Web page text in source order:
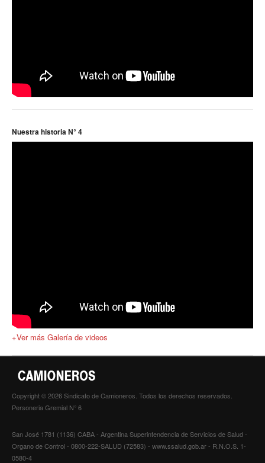
Nuestra historia N° 4
+Ver más Galería de videos
Copyright © 2026 Sindicato de Camioneros. Todos los derechos reservados.
Personeria Gremial N° 6
San José 1781 (1136) CABA - Argentina Superintendencia de Servicios de Salud -
Organo de Control - 0800-222-SALUD (72583) - www.ssalud.gob.ar - R.N.O.S. 1-
0580-4